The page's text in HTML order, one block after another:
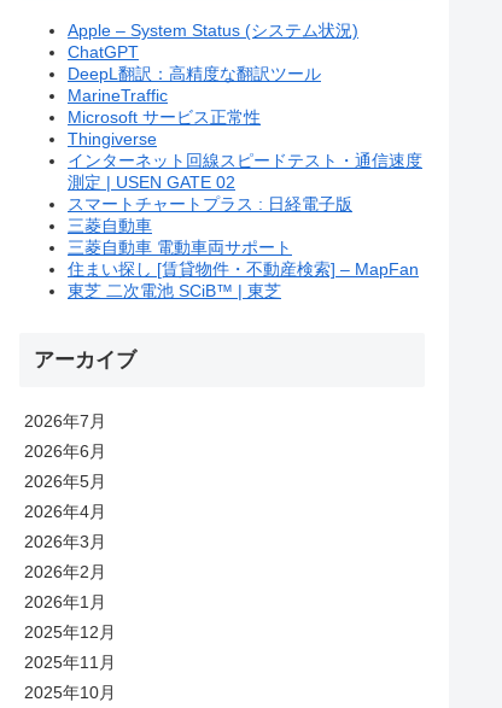
Apple – System Status (システム状況)
ChatGPT
DeepL翻訳：高精度な翻訳ツール
MarineTraffic
Microsoft サービス正常性
Thingiverse
インターネット回線スピードテスト・通信速度
測定 | USEN GATE 02
スマートチャートプラス : 日経電子版
三菱自動車
三菱自動車 電動車両サポート
住まい探し [賃貸物件・不動産検索] – MapFan
東芝 二次電池 SCiB™ | 東芝
アーカイブ
2026年7月
2026年6月
2026年5月
2026年4月
2026年3月
2026年2月
2026年1月
2025年12月
2025年11月
2025年10月